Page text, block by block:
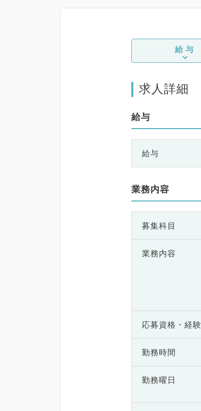
給与
求人詳細
給与
給与
業務内容
募集科目
業務内容
応募資格・ 経験
勤務時間
勤務曜日